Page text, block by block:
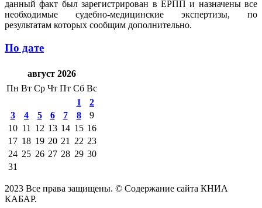
данный факт был зарегистрирован в ЕРПП и назначены все
необходимые судебно-медицинские экспертизы, по
результатам которых сообщим дополнительно.
По дате
август 2026
Пн Вт Ср Чт Пт Сб Вс
1
2
3
4 5 6 7 8
9
10 11 12 13 14 15 16
17 18 19 20 21 22 23
24 25 26 27 28 29 30
31
2023 Все права защищены. © Содержание сайта КНИА
КАБАР.